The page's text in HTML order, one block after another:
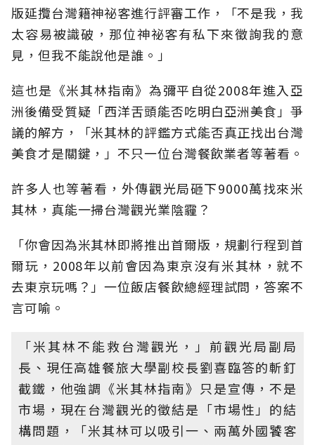
版延攬台灣籍神祕客進行評審工作，「不是我，我
太容易被識破，那位神祕客有私下來徵詢我的意
見，但我不能說他是誰。」
這也是《米其林指南》為彌平自從2008年進入亞
洲後備受質疑「西洋舌頭能否吃明白亞洲美食」爭
議的解方，「米其林的評鑑方式能否真正找出台灣
美食才是關鍵，」不只一位台灣餐飲業者等著看。
許多人也等著看，外傳觀光局砸下9000萬找來米
其林，真能一掃台灣觀光業陰霾？
「你會因為米其林即將推出首爾版，規劃行程到首
爾玩，2008年以前會因為東京沒有米其林，就不
去東京玩嗎？」一位飯店餐飲總經理試問，答案不
言可喻。
「米其林不能救台灣觀光，」前觀光局副局
長、現任高雄餐旅大學副校長劉喜臨答的斬釘
截鐵，他強調《米其林指南》只是宣傳，不是
市場，現在台灣觀光的徵結是「市場性」的結
構問題，「米其林可以吸引一、兩萬外國饕客